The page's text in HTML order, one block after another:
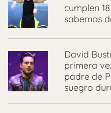
cumplen
sabemos
David
primera
padre de
suegro